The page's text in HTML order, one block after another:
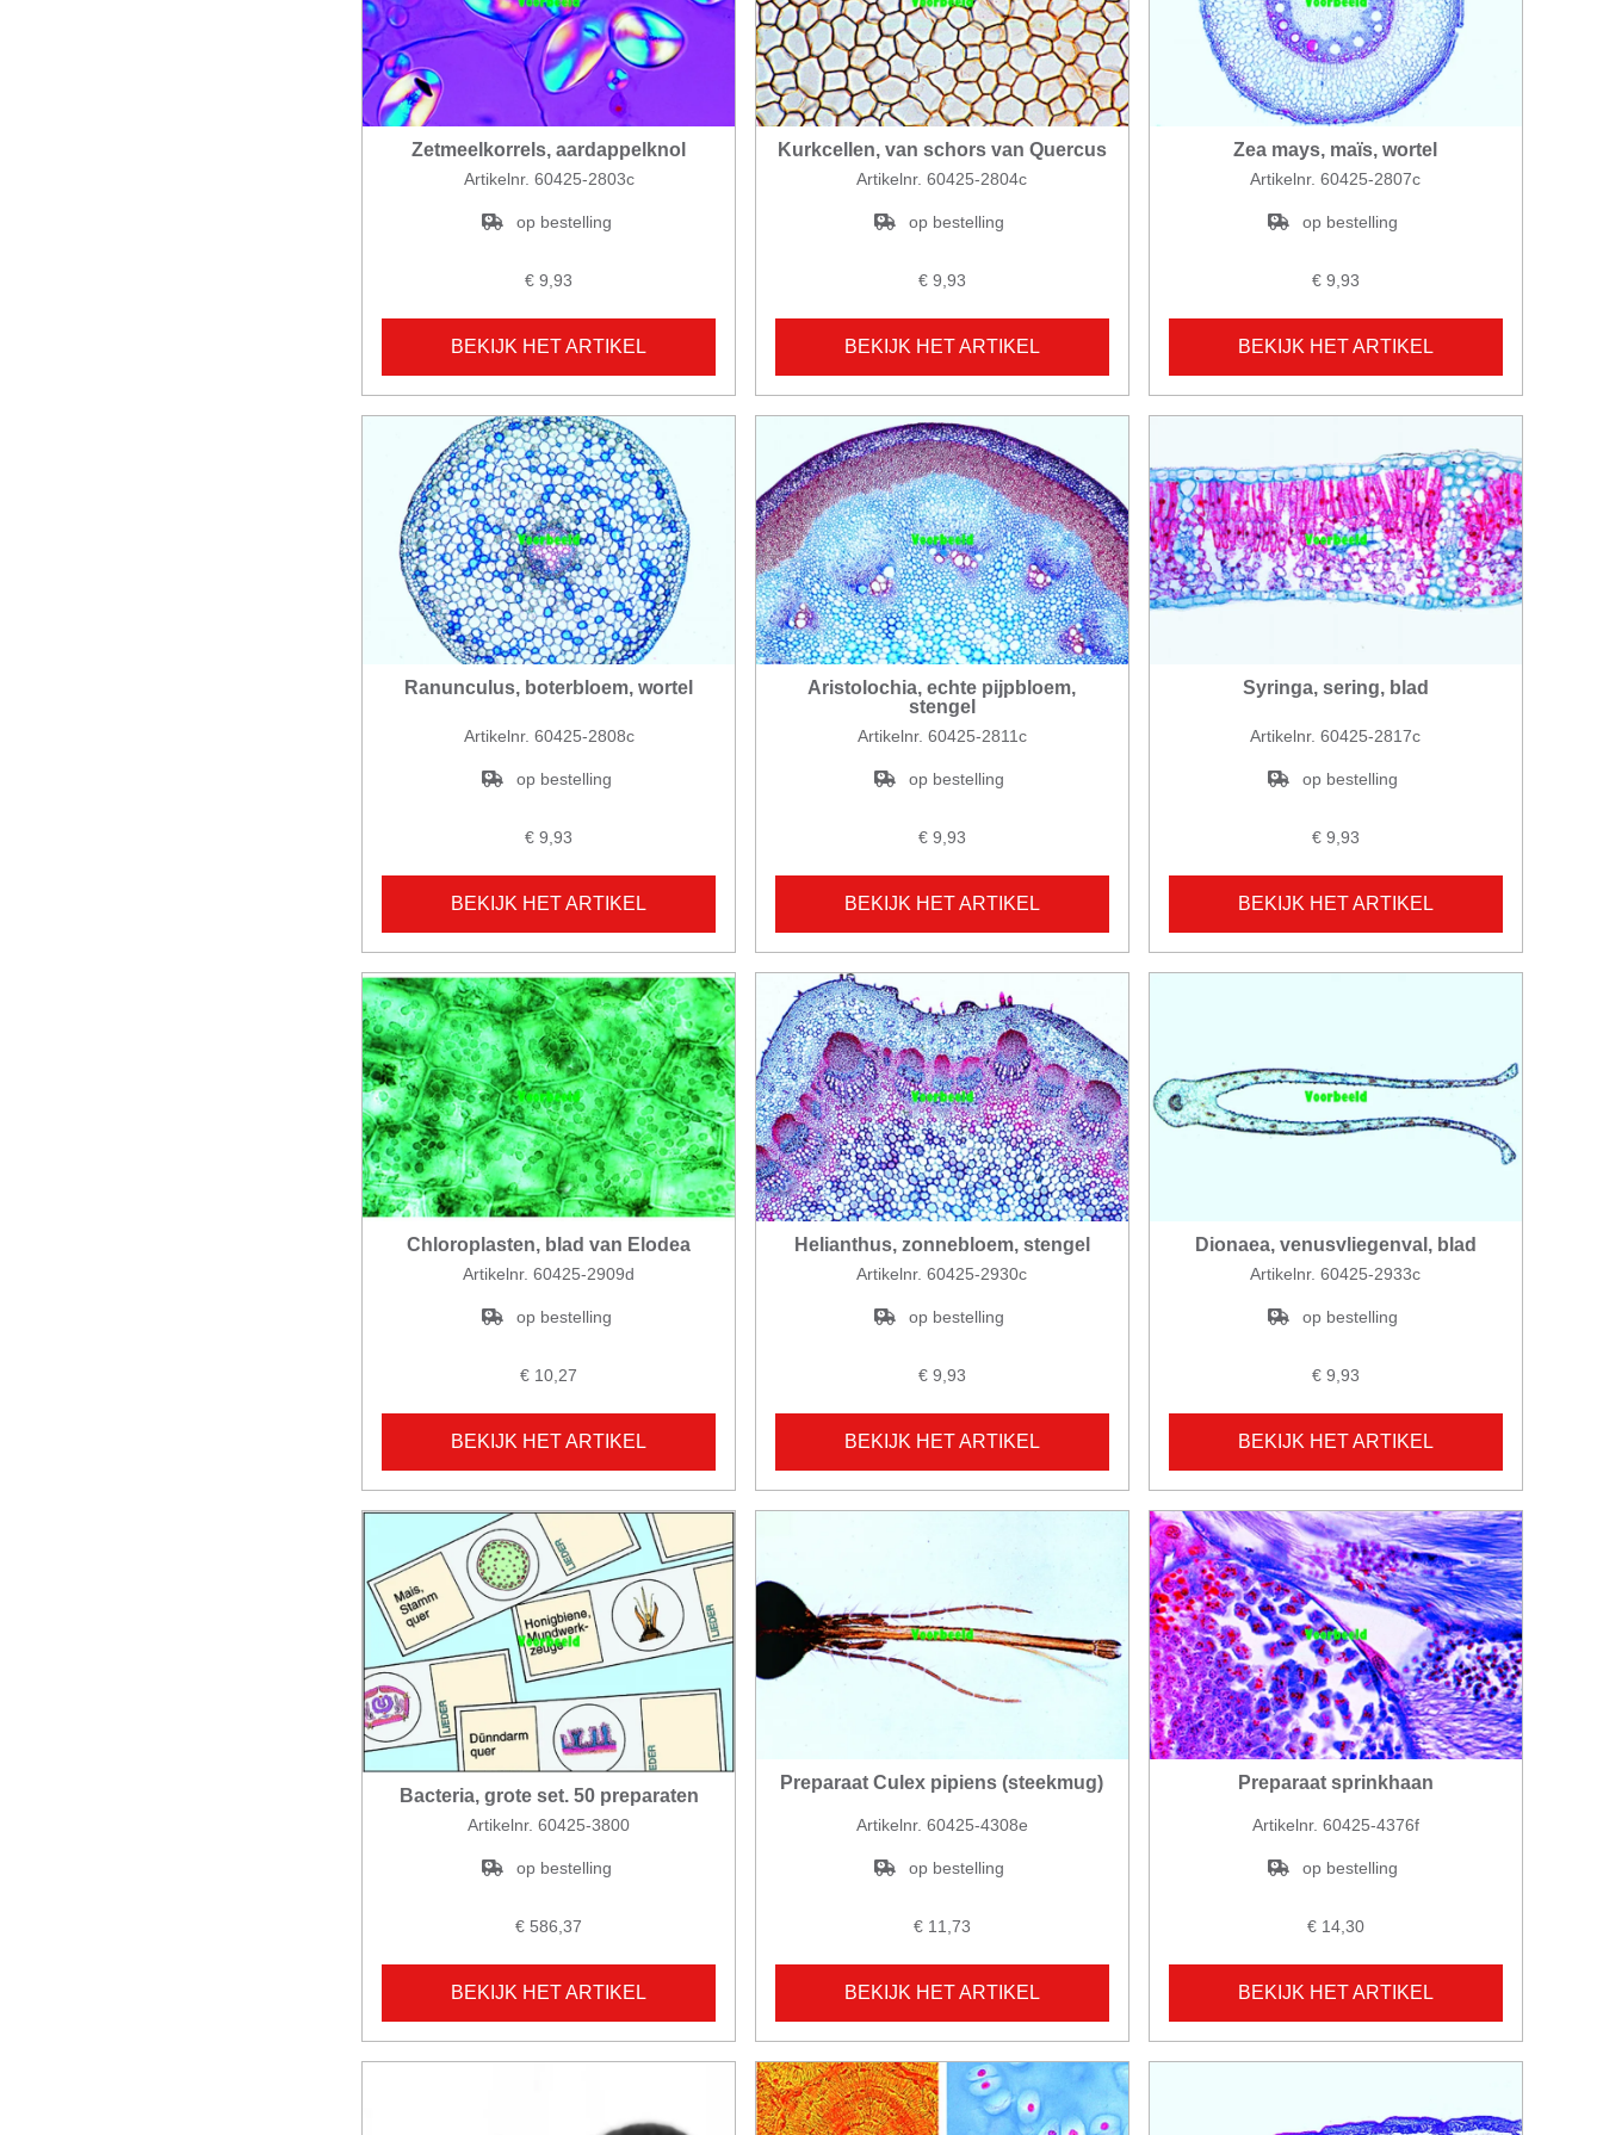
Zetmeelkorrels, aardappelknol
Artikelnr. 60425-2803c
op bestelling
€ 9,93
BEKIJK HET ARTIKEL
Kurkcellen, van schors van Quercus
Artikelnr. 60425-2804c
op bestelling
€ 9,93
BEKIJK HET ARTIKEL
Zea mays, maïs, wortel
Artikelnr. 60425-2807c
op bestelling
€ 9,93
BEKIJK HET ARTIKEL
Ranunculus, boterbloem, wortel
Artikelnr. 60425-2808c
op bestelling
€ 9,93
BEKIJK HET ARTIKEL
Aristolochia, echte pijpbloem,
stengel
Artikelnr. 60425-2811c
op bestelling
€ 9,93
BEKIJK HET ARTIKEL
Syringa, sering, blad
Artikelnr. 60425-2817c
op bestelling
€ 9,93
BEKIJK HET ARTIKEL
Chloroplasten, blad van Elodea
Artikelnr. 60425-2909d
op bestelling
€ 10,27
BEKIJK HET ARTIKEL
Helianthus, zonnebloem, stengel
Artikelnr. 60425-2930c
op bestelling
€ 9,93
BEKIJK HET ARTIKEL
Dionaea, venusvliegenval, blad
Artikelnr. 60425-2933c
op bestelling
€ 9,93
BEKIJK HET ARTIKEL
Bacteria, grote set. 50 preparaten
Artikelnr. 60425-3800
op bestelling
€ 586,37
BEKIJK HET ARTIKEL
Preparaat Culex pipiens (steekmug)
Artikelnr. 60425-4308e
op bestelling
€ 11,73
BEKIJK HET ARTIKEL
Preparaat sprinkhaan
Artikelnr. 60425-4376f
op bestelling
€ 14,30
BEKIJK HET ARTIKEL